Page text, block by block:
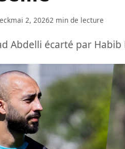
mai 2, 20262 min de lecture
Abdelli écarté par